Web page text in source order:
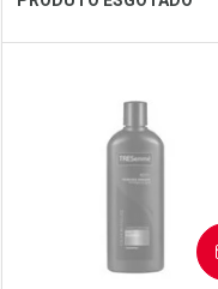
Laboratório
Por Menos
AVISE-ME